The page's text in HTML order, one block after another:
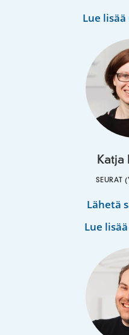
Lue
Katja
SEURAT
Lähetä
Lue